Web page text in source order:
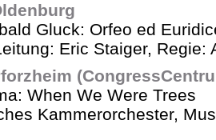
Gluck: Orfeo ed
Eric Staiger, Regie:
When We Were Trees
Kammerorchester,